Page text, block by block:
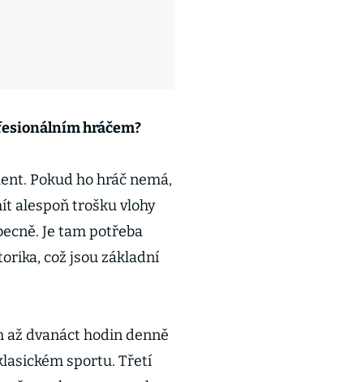
hráčem?
Pokud ho hráč nemá,
alespoň trošku vlohy
Je tam potřeba
což jsou základní
dvanáct hodin denně
sportu. Třetí